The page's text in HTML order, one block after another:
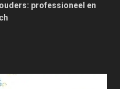
professioneel en